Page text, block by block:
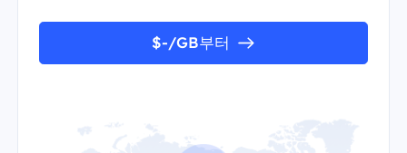
$-/GB부터